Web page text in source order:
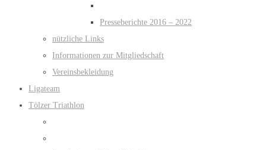
Presseberichte 2016 – 2022
nützliche Links
Informationen zur Mitgliedschaft
Vereinsbekleidung
Ligateam
Tölzer Triathlon